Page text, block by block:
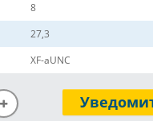
8
27,3
XF-aUNC